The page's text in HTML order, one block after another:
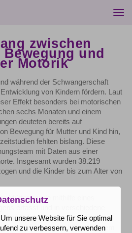
zwischen
und
Motorik
während der Schwangerschaft
von Kindern fördern. Laut
Effekt besonders bei motorischen
sechs Monaten und einem
deuteten bereits auf
Bewegung für Mutter und Kind hin,
fehlten bislang. Diese
mit Daten aus einer
Insgesamt wurden 38.219
und die Kinder bis zum Alter von
Mütter wurde mithilfe eines
erfasst und in verschiedene
Parallel dazu bewerteten die
Entwicklung regelmäßig mit einem
unsere Website für Sie optimal
zu verbessern, verwenden